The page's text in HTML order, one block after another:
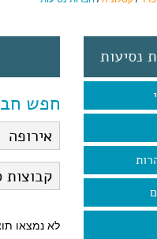
נסיעות
חפש
לא נמצאו